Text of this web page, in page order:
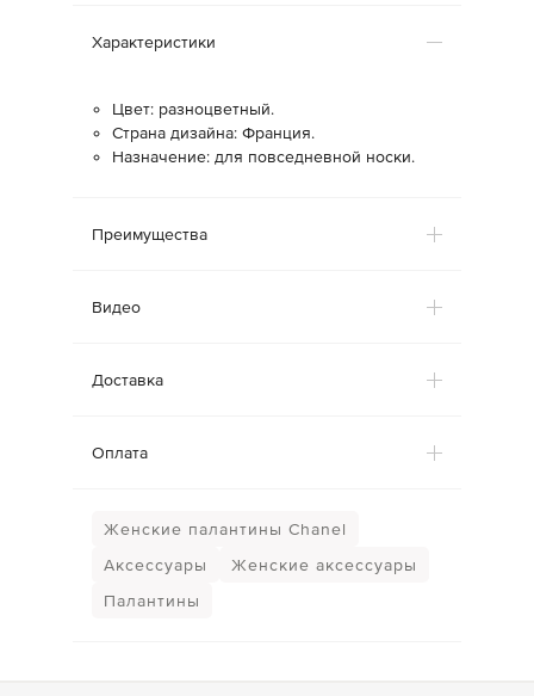
Характеристики
Цвет: разноцветный.
Страна дизайна: Франция.
Назначение: для повседневной носки.
Преимущества
Видео
Доставка
Оплата
Женские палантины Chanel
Аксессуары
Женские аксессуары
Палантины